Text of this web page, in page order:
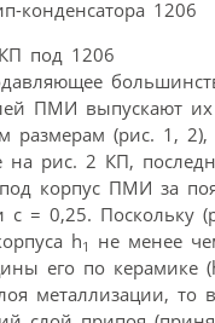
ПМИ выпускают
размерам (рис. 1, 2),
на рис. 2 КП,
корпус ПМИ за
с = 0,25. Поскольку
h1
не менее
его по керамике
металлизации, то